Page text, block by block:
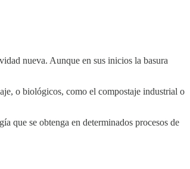
nueva. Aunque en sus inicios la basura
o biológicos, como el compostaje industrial o
que se obtenga en determinados procesos de